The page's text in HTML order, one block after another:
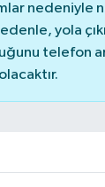
nedeniyle
yola
telefon